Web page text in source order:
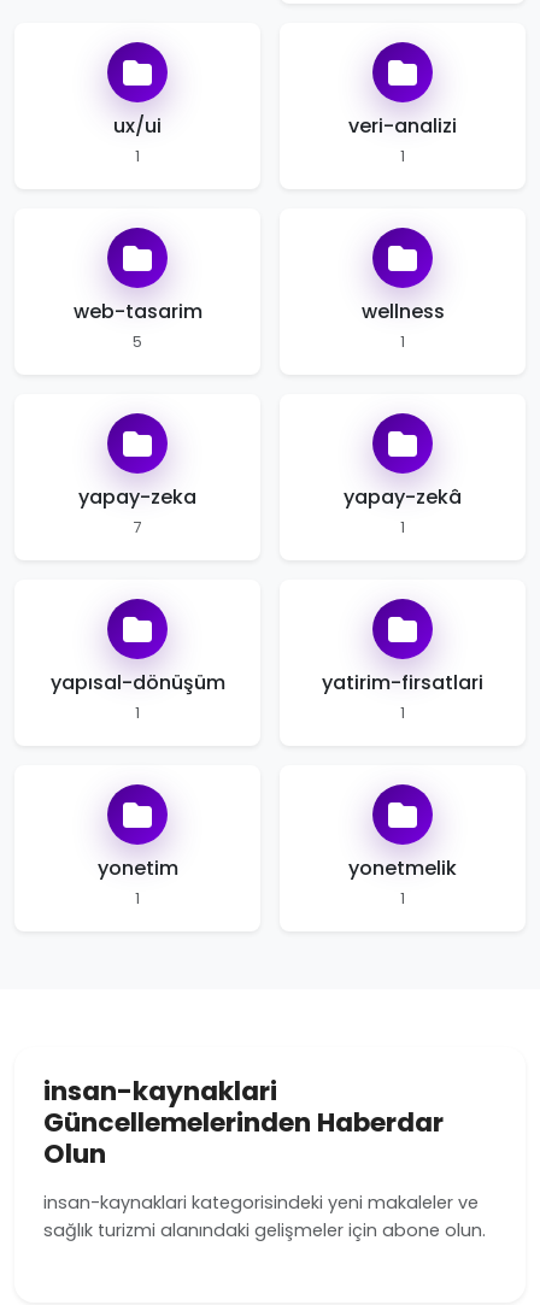
ux/ui
1
veri-analizi
1
web-tasarim
5
wellness
1
yapay-zeka
7
yapay-zekâ
1
yapısal-dönüşüm
1
yatirim-firsatlari
1
yonetim
1
yonetmelik
1
insan-kaynaklari
Güncellemelerinden Haberdar
Olun
insan-kaynaklari kategorisindeki yeni makaleler ve
sağlık turizmi alanındaki gelişmeler için abone olun.